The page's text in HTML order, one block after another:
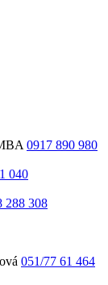
0917 890 980
040
288 308
051/77 61 464